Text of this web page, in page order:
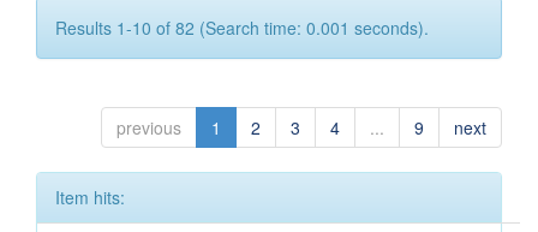
Results 1-10 of 82 (Search time: 0.001 seconds).
previous 1 2 3 4 ... 9 next
Item hits: